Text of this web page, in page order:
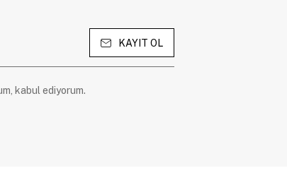
KAYIT OL
kabul ediyorum.